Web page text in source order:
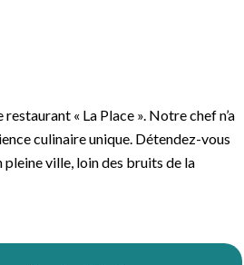
« La Place ». Notre chef n’a
culinaire unique. Détendez-vous
ville, loin des bruits de la